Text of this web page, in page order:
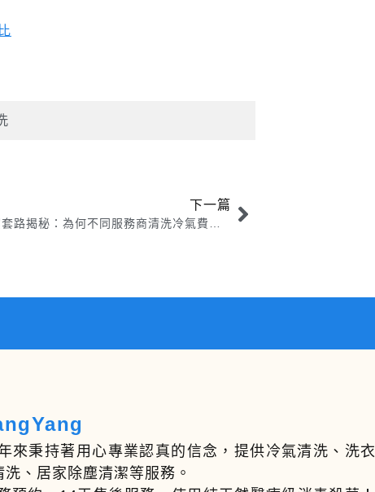
下一篇
來秉持著用心專業認真的信念，提供冷氣清洗、洗衣
、居家除塵清潔等服務。